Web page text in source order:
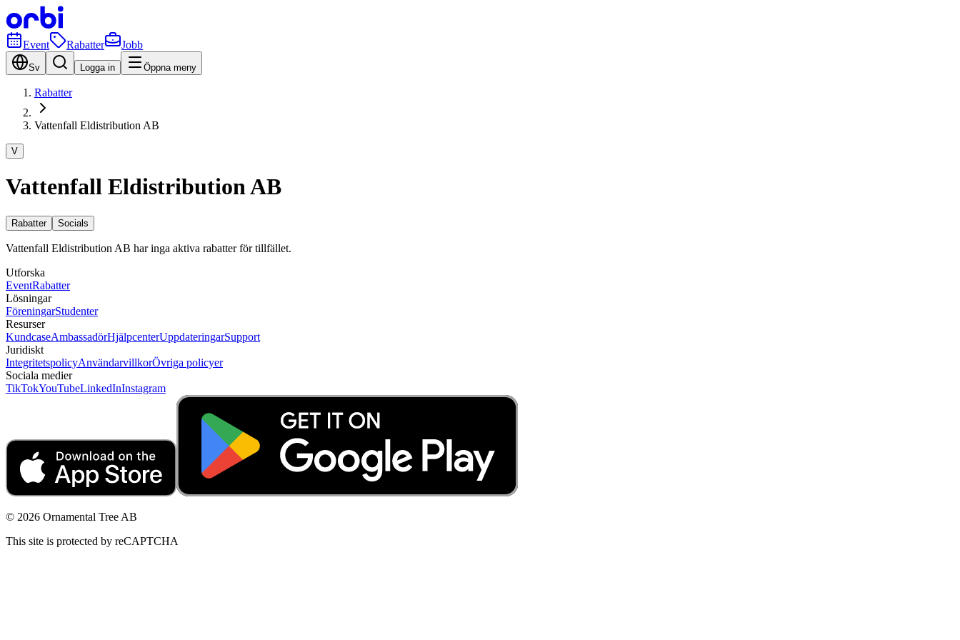
Event Rabatter Jobb
Sv Logga in Öppna meny
Rabatter
Vattenfall Eldistribution AB
V
Vattenfall Eldistribution AB
Rabatter Socials
Vattenfall Eldistribution AB har inga aktiva rabatter för tillfället.
Utforska
EventRabatter
Lösningar
FöreningarStudenter
Resurser
KundcaseAmbassadörHjälpcenterUppdateringarSupport
Juridiskt
IntegritetspolicyAnvändarvillkorÖvriga policyer
Sociala medier
TikTokYouTubeLinkedInInstagram
© 2026 Ornamental Tree AB
This site is protected by reCAPTCHA